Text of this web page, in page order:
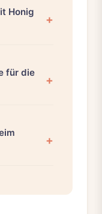
Honig
für die